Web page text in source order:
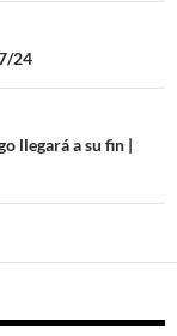
24
llegará a su fin |